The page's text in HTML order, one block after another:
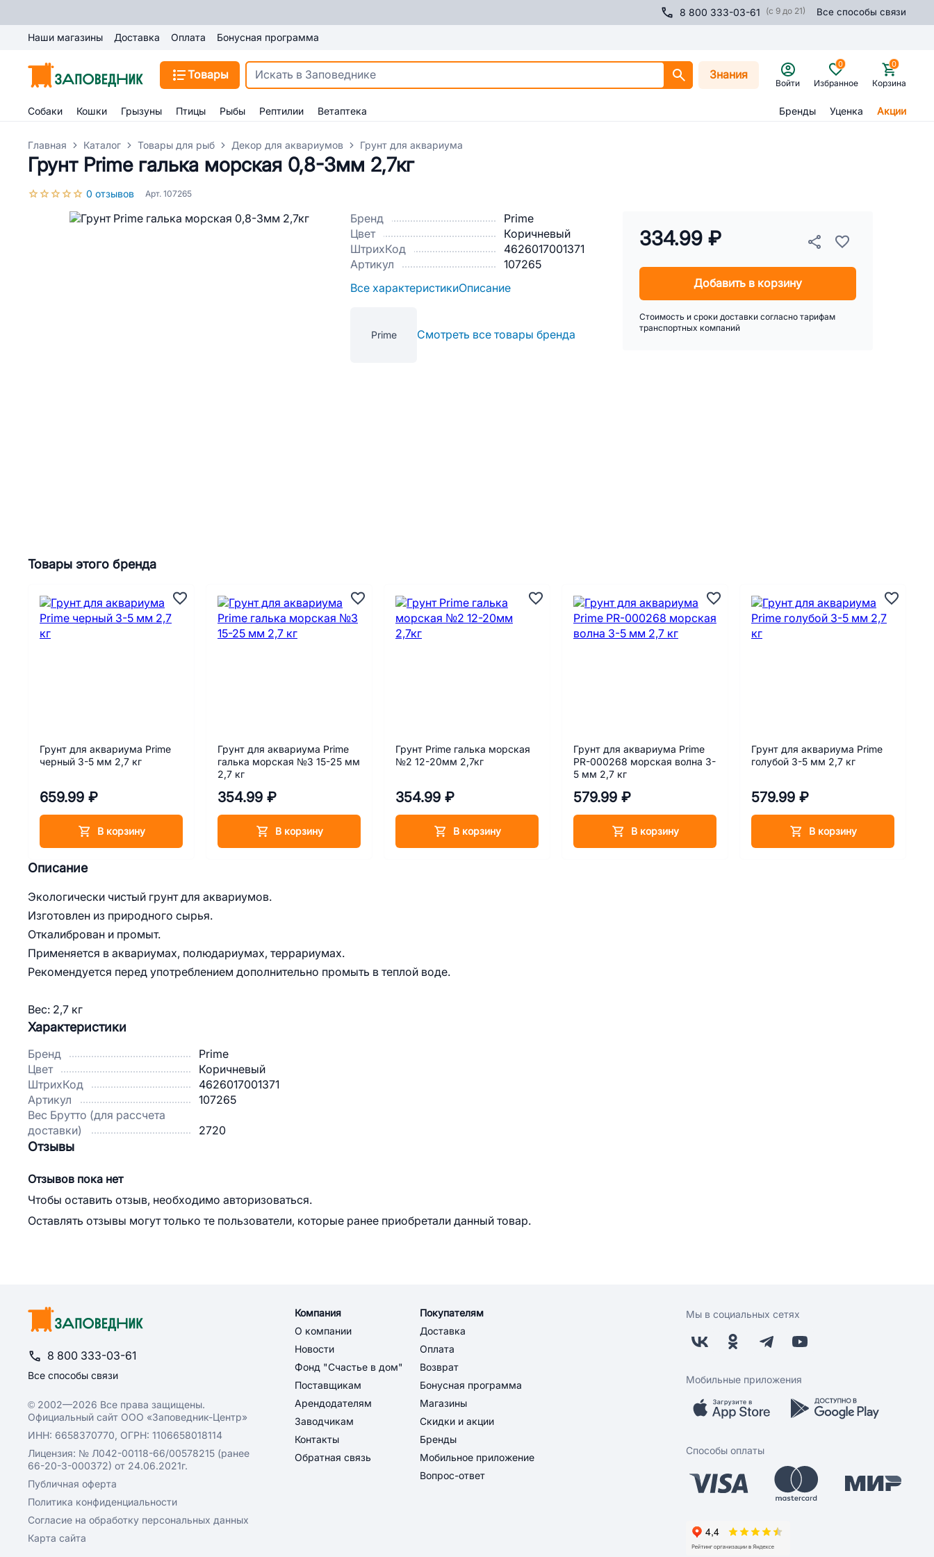
8 800 333-03-61 (с 9 до 21) Все способы связи
Наши магазины Доставка Оплата Бонусная программа
Товары Знания
Войти Избранное
0
Корзина
0
Собаки Кошки Грызуны Птицы Рыбы Рептилии Ветаптека Бренды Уценка Акции
Главная Каталог Товары для рыб Декор для аквариумов Грунт для аквариума
Грунт Prime галька морская 0,8-3мм 2,7кг
0 отзывов Арт. 107265
Бренд
Prime
Цвет
Коричневый
ШтрихКод
4626017001371
Артикул
107265
Все характеристикиОписание
Prime Смотреть все товары бренда
334.99 ₽
Добавить в корзину
Стоимость и сроки доставки согласно тарифам
транспортных компаний
Описание
Экологически чистый грунт для аквариумов.
Изготовлен из природного сырья.
Откалиброван и промыт.
Применяется в аквариумах, полюдариумах, террариумах.
Рекомендуется перед употреблением дополнительно промыть в теплой воде.
Вес: 2,7 кг
Товары этого бренда
Грунт для аквариума Prime
черный 3-5 мм 2,7 кг
659.99 ₽
В корзину
Грунт для аквариума Prime
галька морская №3 15-25 мм
2,7 кг
354.99 ₽
В корзину
Грунт Prime галька морская
№2 12-20мм 2,7кг
354.99 ₽
В корзину
Грунт для аквариума Prime
PR-000268 морская волна 3-
5 мм 2,7 кг
579.99 ₽
В корзину
Грунт для аквариума Prime
голубой 3-5 мм 2,7 кг
579.99 ₽
В корзину
Характеристики
Бренд
Prime
Цвет
Коричневый
ШтрихКод
4626017001371
Артикул
107265
Вес Брутто (для рассчета
доставки)
2720
Отзывы
Отзывов пока нет
Чтобы оставить отзыв, необходимо авторизоваться.
Оставлять отзывы могут только те пользователи, которые ранее приобретали данный товар.
8 800 333-03-61
Все способы связи
© 2002—2026 Все права защищены.
Официальный сайт ООО «Заповедник-Центр»
ИНН: 6658370770, ОГРН: 1106658018114
Лицензия: № Л042-00118-66/00578215 (ранее
66-20-3-000372) от 24.06.2021г.
Публичная оферта
Политика конфиденциальности
Согласие на обработку персональных данных
Карта сайта
Компания
О компании
Новости
Фонд "Счастье в дом"
Поставщикам
Арендодателям
Заводчикам
Контакты
Обратная связь
Покупателям
Доставка
Оплата
Возврат
Бонусная программа
Магазины
Скидки и акции
Бренды
Мобильное приложение
Вопрос-ответ
Мы в социальных сетях
Мобильные приложения
Способы оплаты